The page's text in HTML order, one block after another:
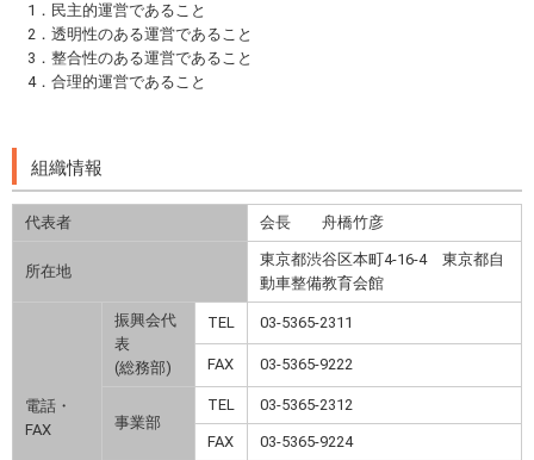
1．民主的運営であること
2．透明性のある運営であること
3．整合性のある運営であること
4．合理的運営であること
組織情報
代表者 会長 舟橋竹彦
所在地
東京都渋谷区本町4-16-4 東京都自
動車整備教育会館
電話・
FAX
振興会代
表
(総務部)
TEL 03-5365-2311
FAX 03-5365-9222
事業部
TEL 03-5365-2312
FAX 03-5365-9224